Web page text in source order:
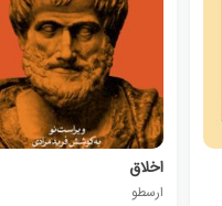
اخلاق
ارسطو